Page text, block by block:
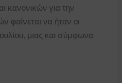
κανονικών για την
φαίνεται να ήταν οι
μιας και σύμφωνα